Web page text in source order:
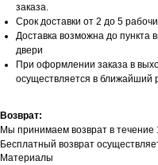
заказа.
Срок доставки от 2 до 5
Доставка возможна до
двери
При оформлении заказа в
осуществляется в ближайший
Возврат:
Мы принимаем возврат в течение
Бесплатный возврат
Материалы